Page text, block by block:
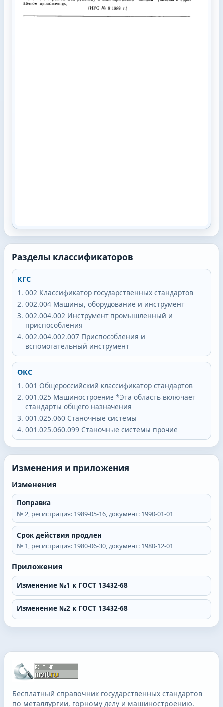
Разделы классификаторов
КГС
002 Классификатор государственных стандартов
002.004 Машины, оборудование и инструмент
002.004.002 Инструмент промышленный и
приспособления
002.004.002.007 Приспособления и
вспомогательный инструмент
ОКС
001 Общероссийский классификатор стандартов
001.025 Машиностроение *Эта область включает
стандарты общего назначения
001.025.060 Станочные системы
001.025.060.099 Станочные системы прочие
Изменения и приложения
Изменения
Поправка
№2, регистрация: 1989-05-16, документ: 1990-01-01
Срок действия продлен
№ 1, регистрация: 1980-06-30, документ: 1980-12-01
Приложения
Изменение №1 к ГОСТ 13432-68
Изменение №2 к ГОСТ 13432-68
Бесплатный справочник государственных стандартов
по металлургии, горному делу и машиностроению.